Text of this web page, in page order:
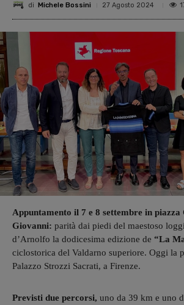
di Michele Bossini 27 Agosto 2024
Appuntamento il 7 e 8 settembre in piazza
Giovanni: parità dai piedi del maestoso
d’Arnolfo la dodicesima edizione de “La
ciclostorica del Valdarno superiore. Oggi la
Palazzo Strozzi Sacrati, a Firenze.
Previsti due percorsi, uno da 39 km e uno